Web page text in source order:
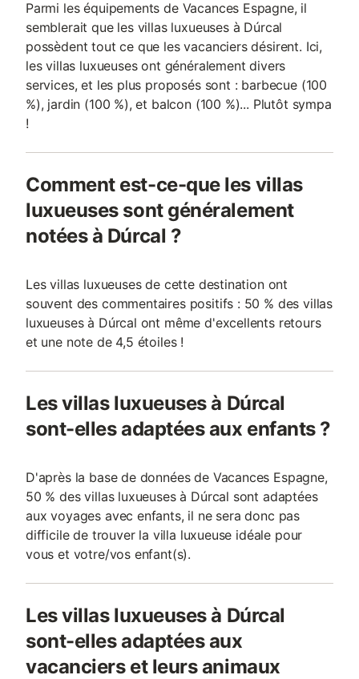
Parmi les équipements de Vacances Espagne, il
semblerait que les villas luxueuses à Dúrcal
possèdent tout ce que les vacanciers désirent. Ici,
les villas luxueuses ont généralement divers
services, et les plus proposés sont : barbecue (100
%), jardin (100 %), et balcon (100 %)... Plutôt sympa
!
Comment est-ce-que les villas
luxueuses sont généralement
notées à Dúrcal ?
Les villas luxueuses de cette destination ont
souvent des commentaires positifs : 50 % des villas
luxueuses à Dúrcal ont même d'excellents retours
et une note de 4,5 étoiles !
Les villas luxueuses à Dúrcal
sont-elles adaptées aux enfants ?
D'après la base de données de Vacances Espagne,
50 % des villas luxueuses à Dúrcal sont adaptées
aux voyages avec enfants, il ne sera donc pas
difficile de trouver la villa luxueuse idéale pour
vous et votre/vos enfant(s).
Les villas luxueuses à Dúrcal
sont-elles adaptées aux
vacanciers et leurs animaux